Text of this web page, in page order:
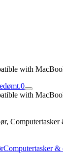
with
0
with
Computertasker
Computertasker &